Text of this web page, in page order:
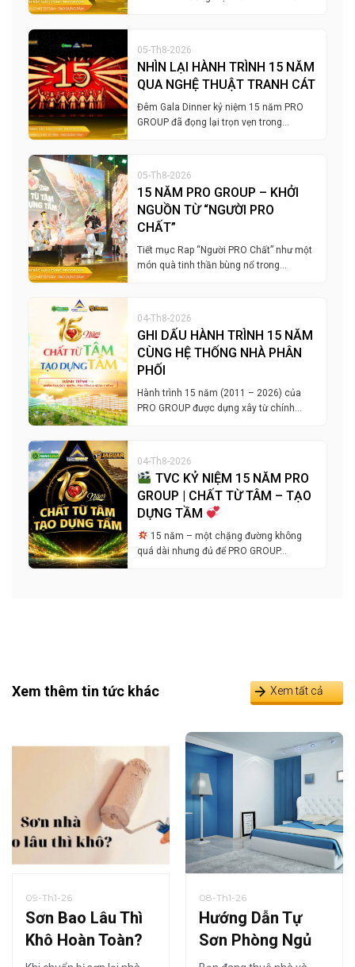
05-Th8-2026
NHÌN LẠI HÀNH TRÌNH 15 NĂM
QUA NGHỆ THUẬT TRANH CÁT
Đêm Gala Dinner kỷ niệm 15 năm PRO
GROUP đã đọng lại trọn vẹn trong…
05-Th8-2026
15 NĂM PRO GROUP – KHỞI
NGUỒN TỪ “NGƯỜI PRO
CHẤT”
Tiết mục Rap “Người PRO Chất” như một
món quà tinh thần bùng nổ trong…
04-Th8-2026
GHI DẤU HÀNH TRÌNH 15 NĂM
CÙNG HỆ THỐNG NHÀ PHÂN
PHỐI
Hành trình 15 năm (2011 – 2026) của
PRO GROUP được dựng xây từ chính…
04-Th8-2026
TVC KỶ NIỆM 15 NĂM PRO
GROUP | CHẤT TỪ TÂM – TẠO
DỰNG TẦM
15 năm – một chặng đường không
quá dài nhưng đủ để PRO GROUP…
Xem thêm tin tức khác Xem tất cả
09-Th1-26
Sơn Bao Lâu Thì
Khô Hoàn Toàn?
Thời Gian Khô
08-Th1-26
Hướng Dẫn Tự
Sơn Phòng Ngủ
Tiết Kiệm Cho